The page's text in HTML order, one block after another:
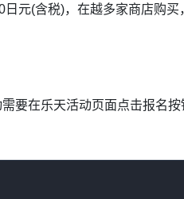
元(含税)，在越多家商店购买
要在乐天活动页面点击报名按